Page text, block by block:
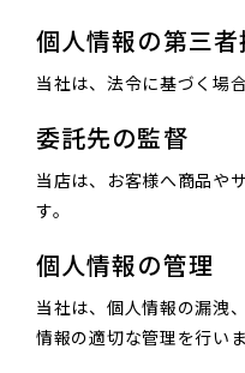
個人情報の第三者
当社は、法令に基づく場
委託先の監督
当店は、お客様へ商品や
す。
個人情報の管理
当社は、個人情報の漏洩
情報の適切な管理を行いま